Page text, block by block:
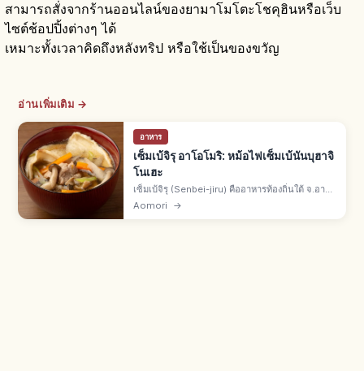
สามารถสั่งจากร้านออนไลน์ของยามาโมโตะโชคุฮินหรือเว็บ
ไซต์ช้อปปิ้งต่างๆ ได้
เหมาะทั้งเวลาคิดถึงหลังทริป หรือใช้เป็นของขวัญ
อ่านเพิ่มเติม →
อาหาร
เซ็มเบ้จิรุ อาโอโมริ: หม้อไฟเซ็มเบ้นันบุฮาจิ
โนเฮะ
เซ็มเบ้จิรุ (Senbei-jiru) คืออาหารท้องถิ่นใต้ จ.อาโอ
โมริ เมืองฮาจิโนเฮะ หม้อไฟใส่โอสึยุเซ็มเบ้จากแป้ง
Aomori →